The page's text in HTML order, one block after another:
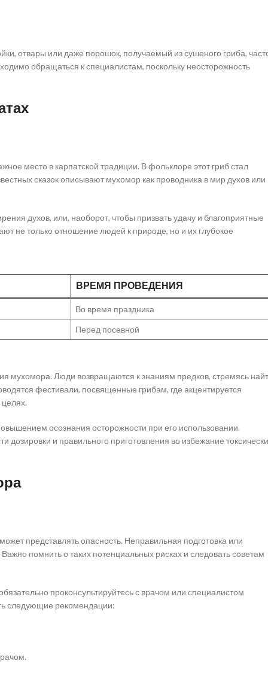
отвары или даже порошок, получаемый из сушеного гриба,
обращаться к специалистам, поскольку неосторожность
место в карпатской традиции. В фольклоре этот гриб стал
сказок описывают мухомор как проводника в мир духов или
духов, или, наоборот, чтобы призвать удачу и благоприятные
не только отношение людей к природе, но и их глубокое
ВРЕМЯ ПРОВЕДЕНИЯ
Во время праздника
Перед посевной
мухомора. Люди возвращаются к знаниям предков, стремясь
фестивали, посвященные грибам, где акцентируется
осознания осторожности при его использовании.
и правильного приготовления во избежание
представлять опасность. Неправильная подготовка или
помнить о таких потенциальных рисках и следовать советам
проконсультируйтесь с врачом или специалистом
следующие рекомендации: